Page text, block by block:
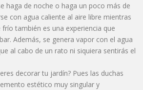
haga de noche o haga un poco más de
con agua caliente al aire libre mientras
también es una experiencia que
Además, se genera vapor con el agua
al cabo de un rato ni siquiera sentirás el
decorar tu jardín? Pues las duchas
estético muy singular y